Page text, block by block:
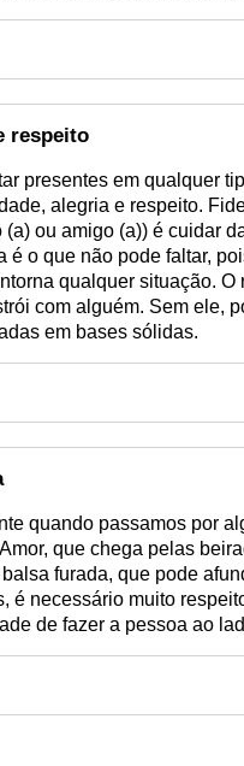
respeito
presentes em qualquer
alegria e respeito.
ou amigo (a)) é cuidar
é o que não pode faltar,
qualquer situação.
com alguém. Sem ele,
em bases sólidas.
quando passamos por
que chega pelas
furada, que pode
é necessário muito
de fazer a pessoa ao